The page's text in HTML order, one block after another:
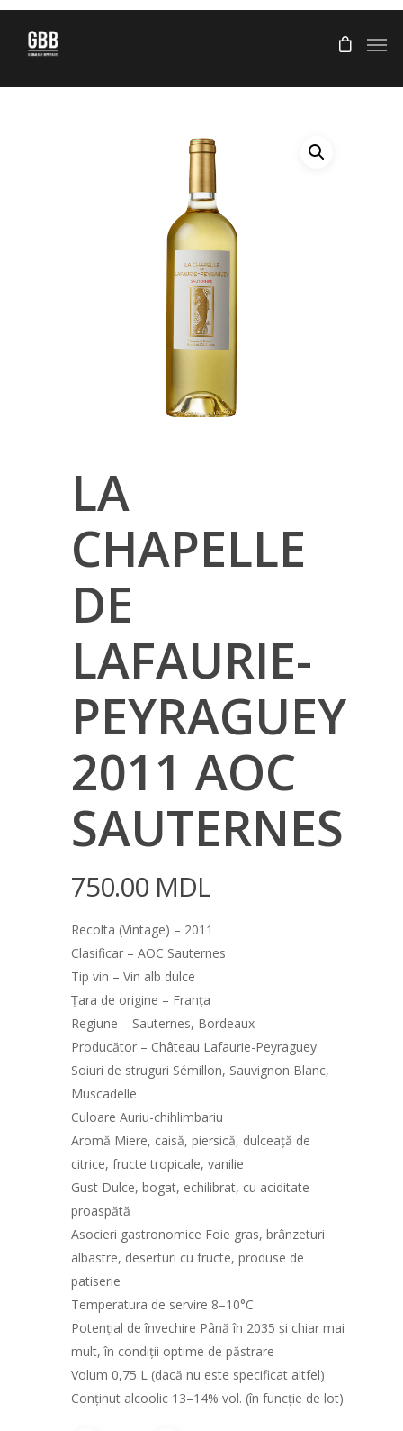
LA
CHAPELLE
DE
LAFAURIE-
PEYRAGUEY
2011 AOC
SAUTERNES
750.00 MDL
Recolta (Vintage) – 2011
Clasificar – AOC Sauternes
Tip vin – Vin alb dulce
Țara de origine – Franța
Regiune – Sauternes, Bordeaux
Producător – Château Lafaurie-Peyraguey
Soiuri de struguri Sémillon, Sauvignon Blanc,
Muscadelle
Culoare Auriu-chihlimbariu
Aromă Miere, caisă, piersică, dulceață de
citrice, fructe tropicale, vanilie
Gust Dulce, bogat, echilibrat, cu aciditate
proaspătă
Asocieri gastronomice Foie gras, brânzeturi
albastre, deserturi cu fructe, produse de
patiserie
Temperatura de servire 8–10°C
Potențial de învechire Până în 2035 și chiar mai
mult, în condiții optime de păstrare
Volum 0,75 L (dacă nu este specificat altfel)
Conținut alcoolic 13–14% vol. (în funcție de lot)